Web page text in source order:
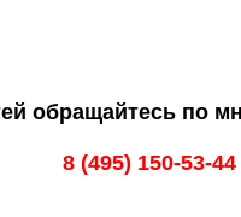
обращайтесь по
8 (495) 150-53-44